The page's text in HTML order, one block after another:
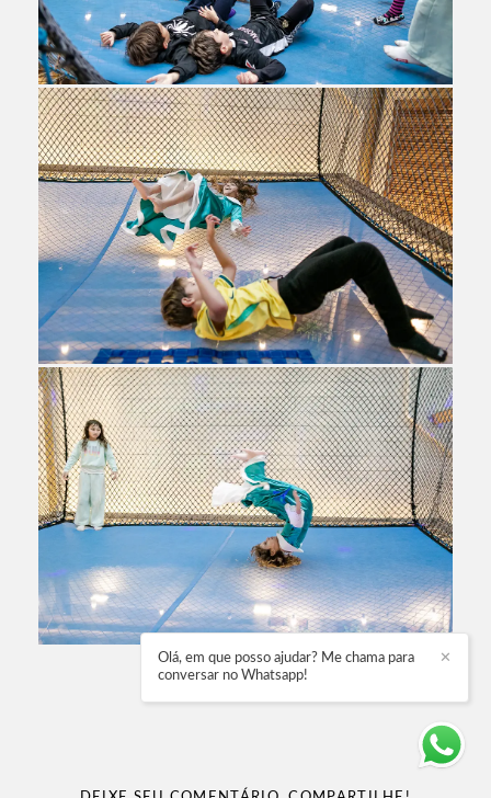
✕
Olá, em que posso ajudar? Me chama para
conversar no Whatsapp!